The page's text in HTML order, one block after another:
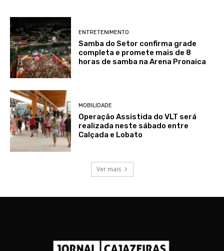
ENTRETENIMENTO
Samba do Setor confirma grade
completa e promete mais de 8
horas de samba na Arena Pronaica
MOBILIDADE
Operação Assistida do VLT será
realizada neste sábado entre
Calçada e Lobato
Ver mais